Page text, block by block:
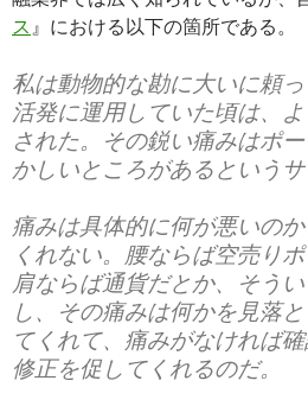
ス 』における以下の箇所である。
私は動物的な勘に大いに頼
活発に運用していた頃は、
された。その鋭い痛みはポ
かしいところがあるというサ
痛みは具体的に何が悪いの
くれない。腰ならば空売り
肩ならば通貨だとか、そう
し、その痛みは何かを見落
てくれて、痛みがなければ
修正を促してくれるのだ。